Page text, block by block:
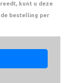
kunt u deze
de bestelling per